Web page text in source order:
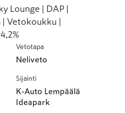
Lounge | DAP |
Vetokoukku |
Vetotapa
Neliveto
Sijainti
K-Auto Lempäälä
Ideapark